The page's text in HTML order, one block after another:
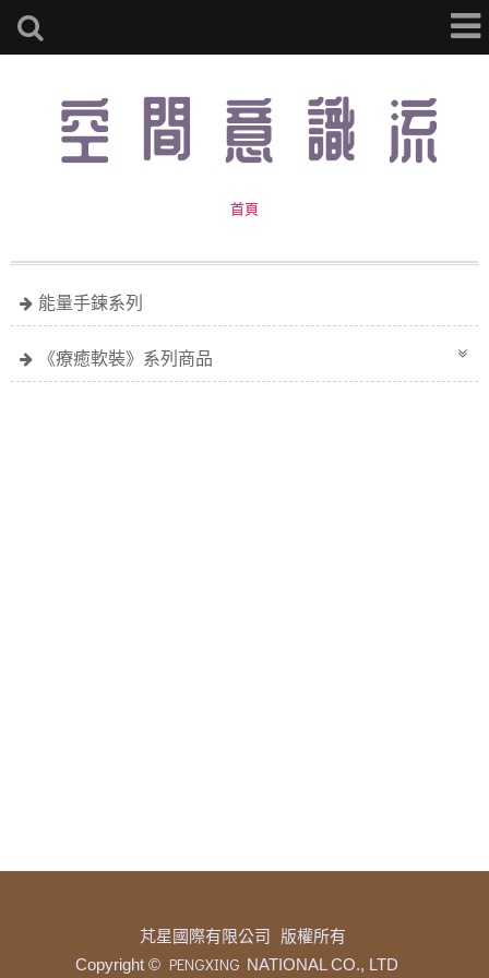
首頁
能量手鍊系列
《療癒軟裝》系列商品
芃星國際有限公司 版權所有
Copyright © PENGXING NATIONAL CO., LTD